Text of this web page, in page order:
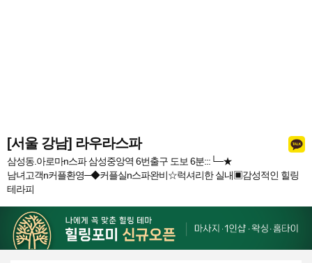
[서울 강남] 라우라스파
삼성동.아로마n스파 삼성중앙역 6번출구 도보 6분:::└─★
남녀고객n커플환영─◆커플실n스파완비☆럭셔리한 실내▣감성적인 힐링
테라피